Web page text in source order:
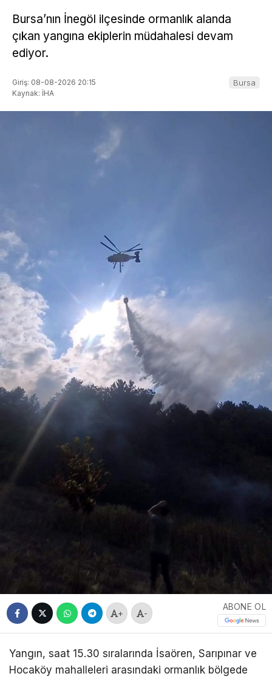
Bursa’nın İnegöl ilçesinde ormanlık alanda
çıkan yangına ekiplerin müdahalesi devam
ediyor.
Giriş: 08-08-2026 20:15
Kaynak: İHA
Bursa
+ -
ABONE OL
Yangın, saat 15.30 sıralarında İsaören, Sarıpınar ve
Hocaköy mahalleleri arasındaki ormanlık bölgede